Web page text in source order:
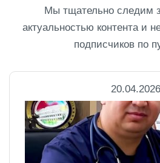
Мы тщательно следим
актуальностью контента и
подписчиков по
20.04.2026